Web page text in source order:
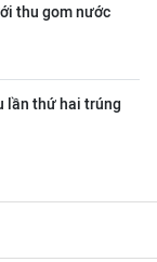
thu gom nước
lần thứ hai trúng